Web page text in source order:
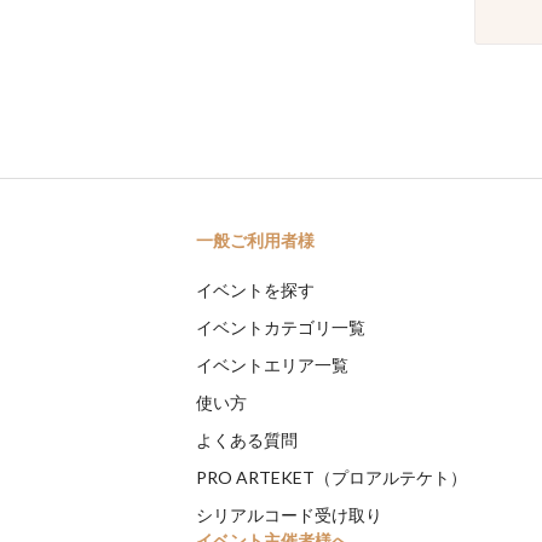
一般ご利用者様
イベントを探す
イベントカテゴリ一覧
イベントエリア一覧
使い方
よくある質問
PRO ARTEKET（プロアルテケト）
シリアルコード受け取り